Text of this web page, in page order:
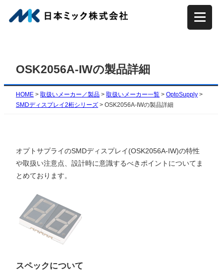
容
プ
OSK2056A-IWの製品詳細
HOME > 取扱いメーカー／製品 > 取扱いメーカー一覧 > OptoSupply >
SMDディスプレイ2桁シリーズ > OSK2056A-IWの製品詳細
オプトサプライのSMDディスプレイ(OSK2056A-IW)の特性
や取扱い注意点、設計時に意識するべきポイントについてま
とめております。
スペックについて